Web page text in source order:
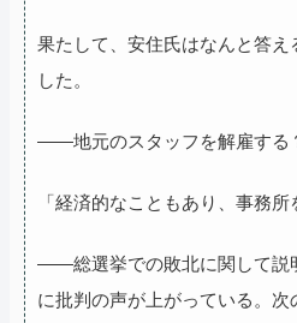
果たして、安住氏はなんと答
した。
――地元のスタッフを解雇する
「経済的なこともあり、事務所
――総選挙での敗北に関して説
に批判の声が上がっている。次